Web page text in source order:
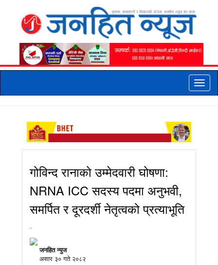
Toggle
गोविन्द रानाको उम्मेदवारी घोषणा:
NRNA ICC सदस्य पदमा अनुभवी,
समर्पित र दूरदर्शी नेतृत्वको प्रत्याभूति
-
जनहित न्युज
असार ३० गते २०८२